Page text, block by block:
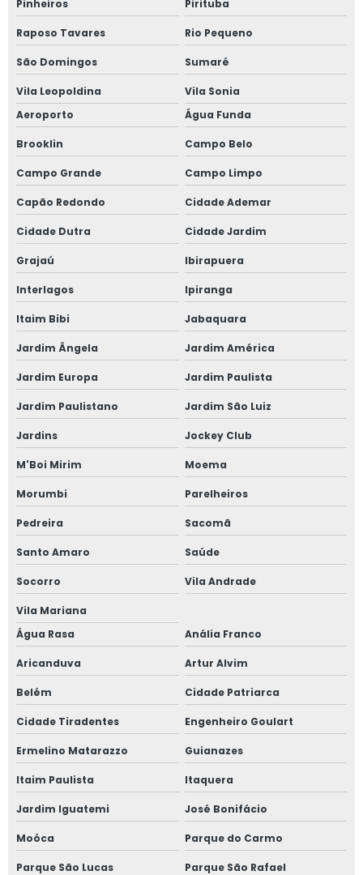
Empada de frango
Empada para aniversário
Empadinha para festa de aniversário
Enroladinhos
Enroladinho assado de salsicha
Enroladinho de salsicha para festa
Enroladinho de presunto e queijo frito
Enroladinho de presunto e mussarela
Enroladinho de queijo e presunto
Enroladinho assado
Enroladinho de queijo
Esfihas para festa
Esfiha para festa de aniversário infantil
Esfiha de carne
Esfiha de carne para festa
Esfiha para festa infantil
Esfiha pequena para festa
Esfiha de doce de leite
Esfiha de chocolate
Esfiha de frango com catupiry
Esfiha fechada para festa
Esfiha para aniversário
Mini esfiha para festa
Pinheiros Pirituba
Raposo Tavares Rio Pequeno
São Domingos Sumaré
Vila Leopoldina
Vila Sonia
Aeroporto
Água Funda
Brooklin Campo Belo
Campo Grande Campo Limpo
Capão Redondo Cidade Ademar
Cidade Dutra Cidade Jardim
Grajaú Ibirapuera
Interlagos Ipiranga
Itaim Bibi Jabaquara
Jardim Ângela Jardim América
Jardim Europa Jardim Paulista
Jardim Paulistano Jardim São Luiz
Jardins Jockey Club
M'Boi Mirim Moema
Morumbi Parelheiros
Pedreira Sacomã
Santo Amaro Saúde
Socorro Vila Andrade
Vila Mariana
Água Rasa
Anália Franco
Aricanduva Artur Alvim
Belém Cidade Patriarca
Cidade Tiradentes Engenheiro Goulart
Ermelino Matarazzo Guianazes
Itaim Paulista Itaquera
Jardim Iguatemi José Bonifácio
Moóca Parque do Carmo
Parque São Lucas Parque São Rafael